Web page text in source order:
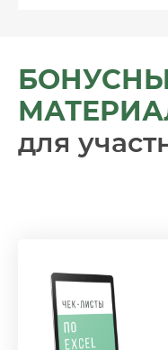
для